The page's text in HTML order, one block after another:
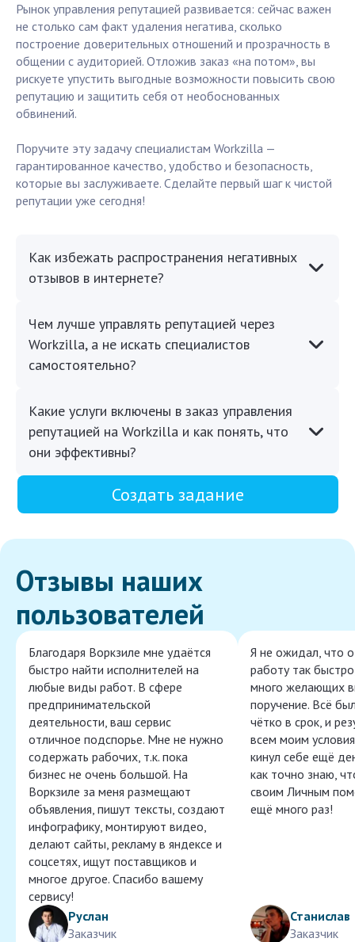
Рынок управления репутацией развивается: сейчас важен
не столько сам факт удаления негатива, сколько
построение доверительных отношений и прозрачность в
общении с аудиторией. Отложив заказ «на потом», вы
рискуете упустить выгодные возможности повысить свою
репутацию и защитить себя от необоснованных
обвинений.
Поручите эту задачу специалистам Workzilla —
гарантированное качество, удобство и безопасность,
которые вы заслуживаете. Сделайте первый шаг к чистой
репутации уже сегодня!
Как избежать распространения негативных
отзывов в интернете?
Чем лучше управлять репутацией через
Workzilla, а не искать специалистов
самостоятельно?
Какие услуги включены в заказ управления
репутацией на Workzilla и как понять, что
они эффективны?
Создать задание
Отзывы наших
пользователей
Благодаря Воркзиле мне удаётся
быстро найти исполнителей на
любые виды работ. В сфере
предпринимательской
деятельности, ваш сервис
отличное подспорье. Мне не нужно
содержать рабочих, т.к. пока
бизнес не очень большой. На
Воркзиле за меня размещают
объявления, пишут тексты, создают
инфографику, монтируют видео,
делают сайты, рекламу в яндексе и
соцсетях, ищут поставщиков и
многое другое. Спасибо вашему
сервису!
Руслан
Заказчик
Я не ожидал, что
работу так
много желающих
поручение. Всё
чётко в срок, и
всем моим
кинул себе ещё
как точно знаю,
своим Личным
ещё много раз!
Станислав
Заказчик